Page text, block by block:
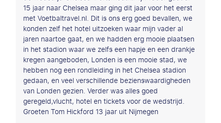
15 jaar naar Chelsea maar ging dit jaar voor het eerst
met Voetbaltravel.nl. Dit is ons erg goed bevallen, we
konden zelf het hotel uitzoeken waar mijn vader al
jaren naartoe gaat, en we hadden erg mooie plaatsen
in het stadion waar we zelfs een hapje en een drankje
kregen aangeboden, Londen is een mooie stad, we
hebben nog een rondleiding in het Chelsea stadion
gedaan, en veel verschillende bezienswaardigheden
van Londen gezien. Verder was alles goed
geregeld,vlucht, hotel en tickets voor de wedstrijd.
Groeten Tom Hickford 13 jaar uit Nijmegen